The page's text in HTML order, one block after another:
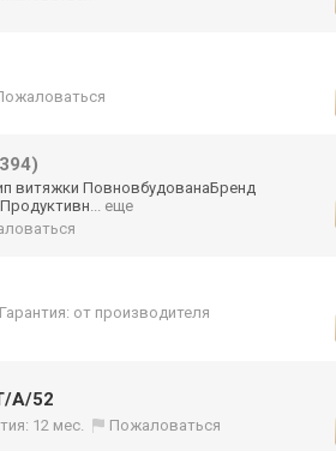
витяжки ПовновбудованаБренд
... еще
Гарантия: от производителя
A/52
12 мес. Пожаловаться